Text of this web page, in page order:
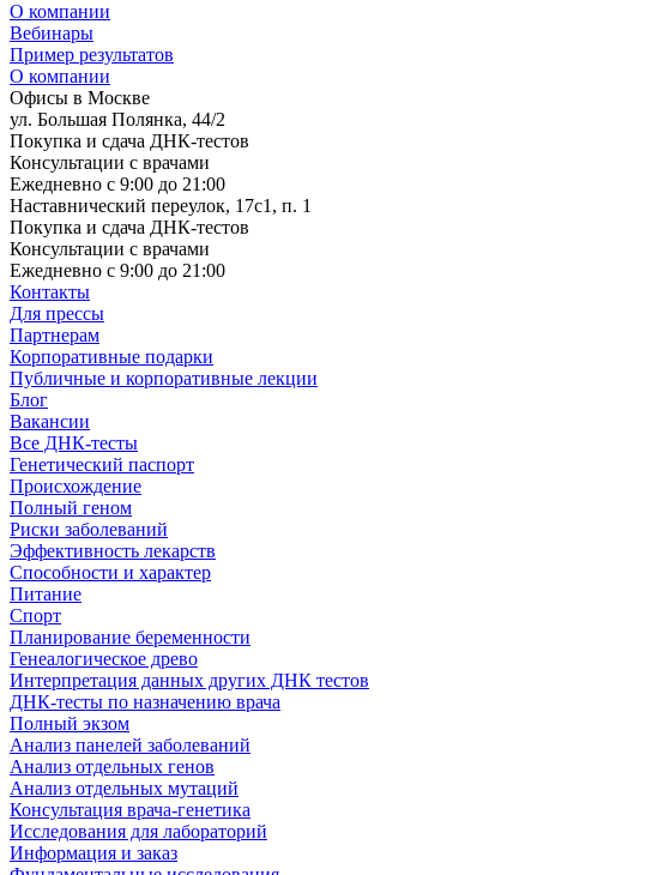
О компании
Вебинары
Пример результатов
О компании
Офисы в Москве
ул. Большая Полянка, 44/2
Покупка и сдача ДНК-тестов
Консультации с врачами
Ежедневно с 9:00 до 21:00
Наставнический переулок, 17с1, п. 1
Покупка и сдача ДНК-тестов
Консультации с врачами
Ежедневно с 9:00 до 21:00
Контакты
Для прессы
Партнерам
Корпоративные подарки
Публичные и корпоративные лекции
Блог
Вакансии
Все ДНК-тесты
Генетический паспорт
Происхождение
Полный геном
Риски заболеваний
Эффективность лекарств
Способности и характер
Питание
Спорт
Планирование беременности
Генеалогическое древо
Интерпретация данных других ДНК тестов
ДНК-тесты по назначению врача
Полный экзом
Анализ панелей заболеваний
Анализ отдельных генов
Анализ отдельных мутаций
Консультация врача-генетика
Исследования для лабораторий
Информация и заказ